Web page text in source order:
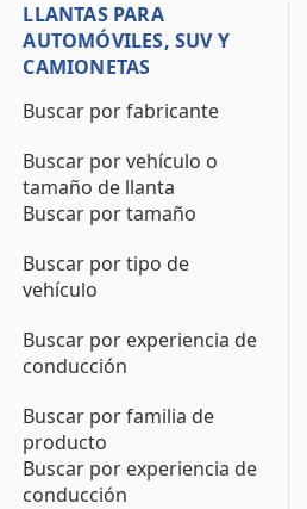
LLANTAS PARA
AUTOMÓVILES, SUV Y
CAMIONETAS
Buscar por fabricante
Buscar por vehículo o
tamaño de llanta
Buscar por tamaño
Buscar por tipo de
vehículo
Buscar por experiencia de
conducción
Buscar por familia de
producto
Buscar por experiencia de
conducción